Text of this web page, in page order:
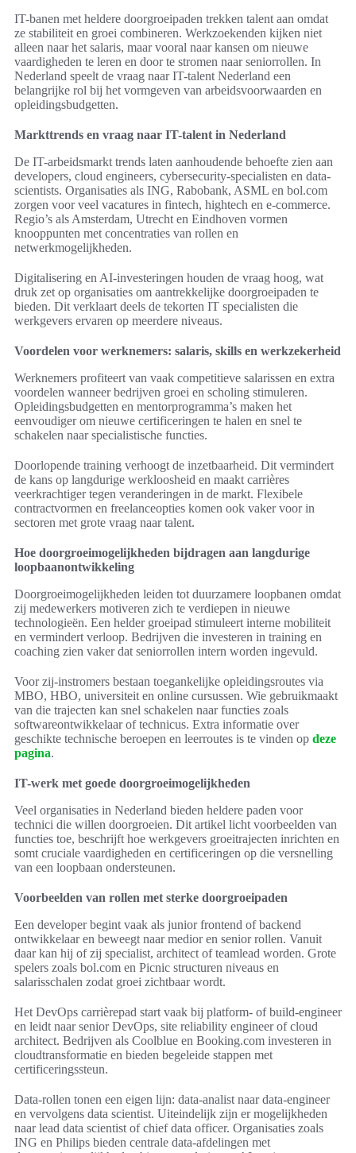
IT-banen met heldere doorgroeipaden trekken talent aan omdat
ze stabiliteit en groei combineren. Werkzoekenden kijken niet
alleen naar het salaris, maar vooral naar kansen om nieuwe
vaardigheden te leren en door te stromen naar seniorrollen. In
Nederland speelt de vraag naar IT-talent Nederland een
belangrijke rol bij het vormgeven van arbeidsvoorwaarden en
opleidingsbudgetten.
Markttrends en vraag naar IT-talent in Nederland
De IT-arbeidsmarkt trends laten aanhoudende behoefte zien aan
developers, cloud engineers, cybersecurity-specialisten en data-
scientists. Organisaties als ING, Rabobank, ASML en bol.com
zorgen voor veel vacatures in fintech, hightech en e-commerce.
Regio’s als Amsterdam, Utrecht en Eindhoven vormen
knooppunten met concentraties van rollen en
netwerkmogelijkheden.
Digitalisering en AI-investeringen houden de vraag hoog, wat
druk zet op organisaties om aantrekkelijke doorgroeipaden te
bieden. Dit verklaart deels de tekorten IT specialisten die
werkgevers ervaren op meerdere niveaus.
Voordelen voor werknemers: salaris, skills en werkzekerheid
Werknemers profiteert van vaak competitieve salarissen en extra
voordelen wanneer bedrijven groei en scholing stimuleren.
Opleidingsbudgetten en mentorprogramma’s maken het
eenvoudiger om nieuwe certificeringen te halen en snel te
schakelen naar specialistische functies.
Doorlopende training verhoogt de inzetbaarheid. Dit vermindert
de kans op langdurige werkloosheid en maakt carrières
veerkrachtiger tegen veranderingen in de markt. Flexibele
contractvormen en freelanceopties komen ook vaker voor in
sectoren met grote vraag naar talent.
Hoe doorgroeimogelijkheden bijdragen aan langdurige
loopbaanontwikkeling
Doorgroeimogelijkheden leiden tot duurzamere loopbanen omdat
zij medewerkers motiveren zich te verdiepen in nieuwe
technologieën. Een helder groeipad stimuleert interne mobiliteit
en vermindert verloop. Bedrijven die investeren in training en
coaching zien vaker dat seniorrollen intern worden ingevuld.
Voor zij-instromers bestaan toegankelijke opleidingsroutes via
MBO, HBO, universiteit en online cursussen. Wie gebruikmaakt
van die trajecten kan snel schakelen naar functies zoals
softwareontwikkelaar of technicus. Extra informatie over
geschikte technische beroepen en leerroutes is te vinden op deze
pagina.
IT-werk met goede doorgroeimogelijkheden
Veel organisaties in Nederland bieden heldere paden voor
technici die willen doorgroeien. Dit artikel licht voorbeelden van
functies toe, beschrijft hoe werkgevers groeitrajecten inrichten en
somt cruciale vaardigheden en certificeringen op die versnelling
van een loopbaan ondersteunen.
Voorbeelden van rollen met sterke doorgroeipaden
Een developer begint vaak als junior frontend of backend
ontwikkelaar en beweegt naar medior en senior rollen. Vanuit
daar kan hij of zij specialist, architect of teamlead worden. Grote
spelers zoals bol.com en Picnic structuren niveaus en
salarisschalen zodat groei zichtbaar wordt.
Het DevOps carrièrepad start vaak bij platform- of build-engineer
en leidt naar senior DevOps, site reliability engineer of cloud
architect. Bedrijven als Coolblue en Booking.com investeren in
cloudtransformatie en bieden begeleide stappen met
certificeringssteun.
Data-rollen tonen een eigen lijn: data-analist naar data-engineer
en vervolgens data scientist. Uiteindelijk zijn er mogelijkheden
naar lead data scientist of chief data officer. Organisaties zoals
ING en Philips bieden centrale data-afdelingen met